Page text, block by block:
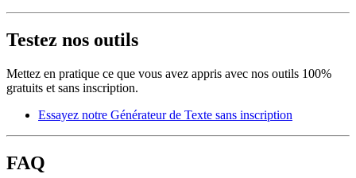
Testez nos outils
Mettez en pratique ce que vous avez appris avec nos outils 100%
gratuits et sans inscription.
Essayez notre Générateur de Texte sans inscription
FAQ